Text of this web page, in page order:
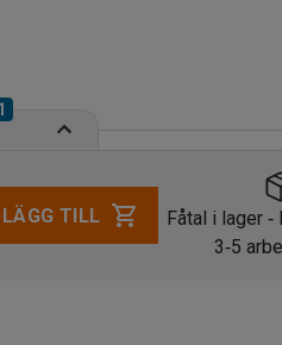
LÄGG TILL Fåtal i lager ‑
3‑5